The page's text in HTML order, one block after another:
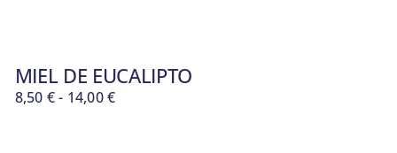
hasta
14,00 €
MIEL DE EUCALIPTO
8,50 €- 14,00€Rango